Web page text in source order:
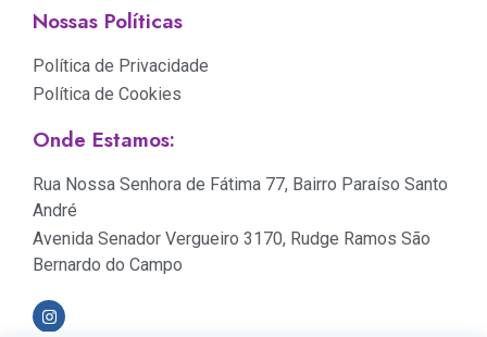
Nossas Políticas
Política de Privacidade
Política de Cookies
Onde Estamos:
Rua Nossa Senhora de Fátima 77, Bairro Paraíso Santo
André
Avenida Senador Vergueiro 3170, Rudge Ramos São
Bernardo do Campo